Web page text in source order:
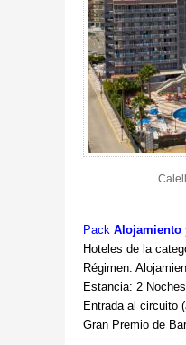
Pack Alojamiento
Hoteles de la
Régimen:
Estancia: 2
Entrada al circuito
Gran Premio de